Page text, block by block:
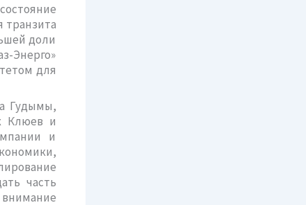
транзита
доли
Энерго»
для
Гудымы,
Клюев и
и
часть
внимание